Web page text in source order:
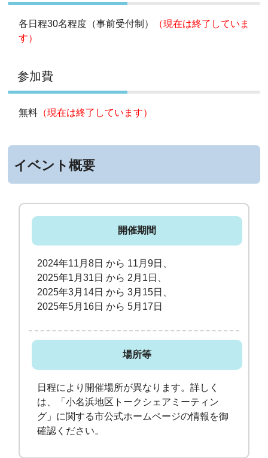
各日程30名程度（事前受付制）
（現在は終了していま
す）
参加費
無料 （現在は終了しています）
イベント概要
開催期間
2024年11月8日 から 11月9日、
2025年1月31日 から 2月1日、
2025年3月14日 から 3月15日、
2025年5月16日 から 5月17日
場所等
日程により開催場所が異なります。詳しく
は、「小名浜地区トークシェアミーティン
グ」に関する市公式ホームページの情報を御
確認ください。